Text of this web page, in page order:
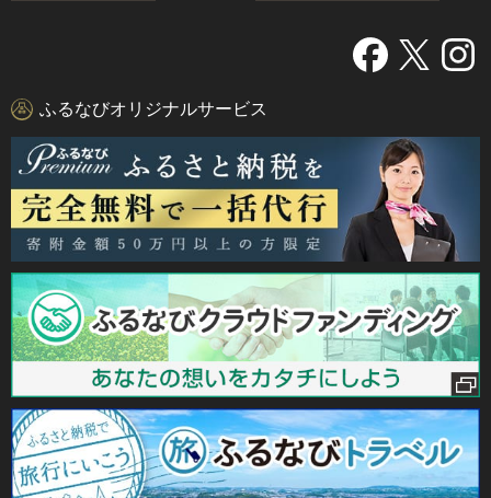
ふるなびオリジナルサービス